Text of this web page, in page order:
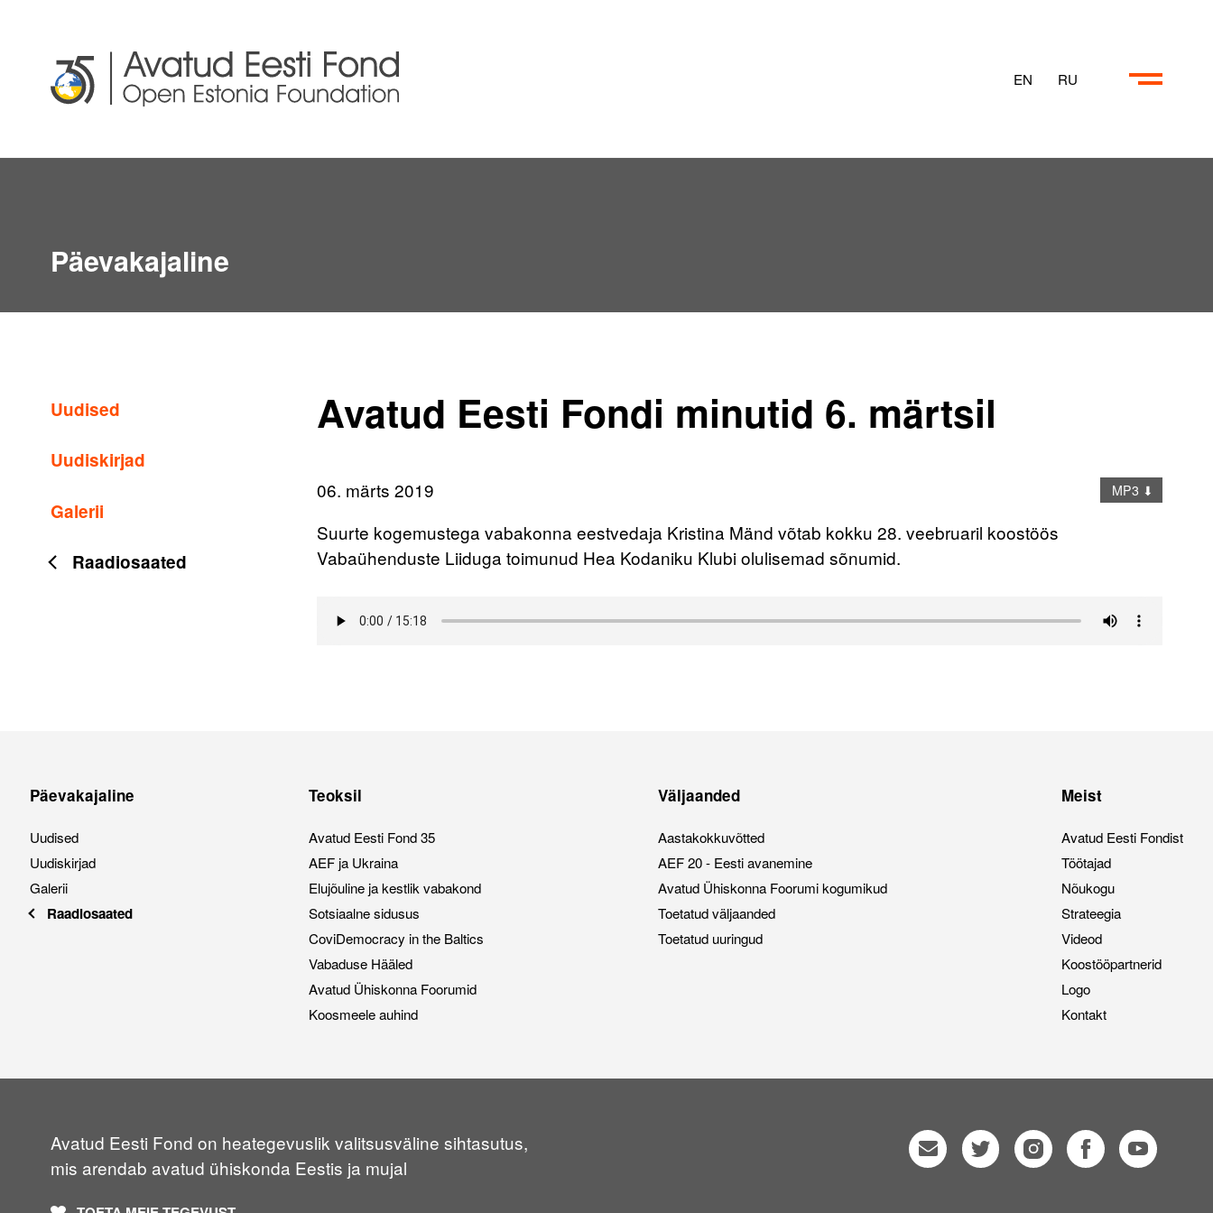
EN RU
Päevakajaline
Uudised
Uudiskirjad
Galerii
Raadiosaated
Avatud Eesti Fondi minutid 6. märtsil
06. märts 2019 MP3 ⬇
Suurte kogemustega vabakonna eestvedaja Kristina Mänd võtab kokku 28. veebruaril koostöös
Vabaühenduste Liiduga toimunud Hea Kodaniku Klubi olulisemad sõnumid.
Päevakajaline
Uudised
Uudiskirjad
Galerii
Raadiosaated
Teoksil
Avatud Eesti Fond 35
AEF ja Ukraina
Elujõuline ja kestlik vabakond
Sotsiaalne sidusus
CoviDemocracy in the Baltics
Vabaduse Hääled
Avatud Ühiskonna Foorumid
Koosmeele auhind
Väljaanded
Aastakokkuvõtted
AEF 20 - Eesti avanemine
Avatud Ühiskonna Foorumi kogumikud
Toetatud väljaanded
Toetatud uuringud
Meist
Avatud Eesti Fondist
Töötajad
Nõukogu
Strateegia
Videod
Koostööpartnerid
Logo
Kontakt
Avatud Eesti Fond on heategevuslik valitsusväline sihtasutus,
mis arendab avatud ühiskonda Eestis ja mujal